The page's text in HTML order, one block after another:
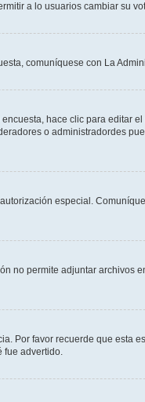
a lo usuarios cambiar su
comuníquese con La
hace clic para editar
o administradordes
especial.
no permite adjuntar archivos
Por favor recuerde que esta
fue advertido.